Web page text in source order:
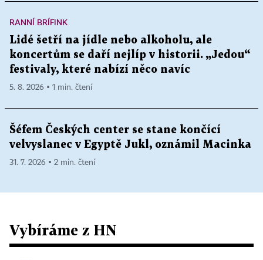
RANNÍ BRÍFINK
Lidé šetří na jídle nebo alkoholu, ale
koncertům se daří nejlíp v historii. „Jedou“
festivaly, které nabízí něco navíc
5. 8. 2026 ▪ 1 min. čtení
Šéfem Českých center se stane končící
velvyslanec v Egyptě Jukl, oznámil Macinka
31. 7. 2026 ▪ 2 min. čtení
Vybíráme z HN